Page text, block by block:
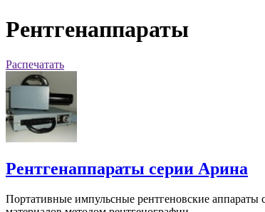
Рентгенаппараты
Распечатать
Рентгенаппараты серии Арина
Портативные импульсные рентгеновские